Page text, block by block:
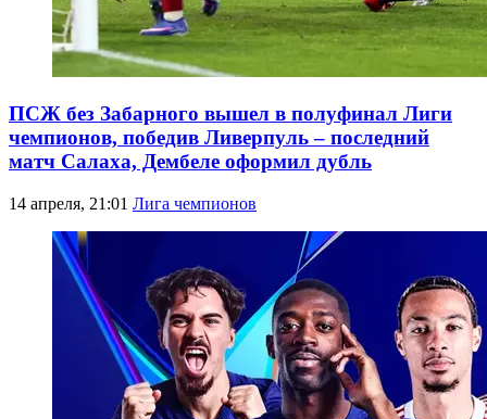
ПСЖ без Забарного вышел в полуфинал Лиги
чемпионов, победив Ливерпуль – последний
матч Салаха, Дембеле оформил дубль
14 апреля, 21:01 Лига чемпионов